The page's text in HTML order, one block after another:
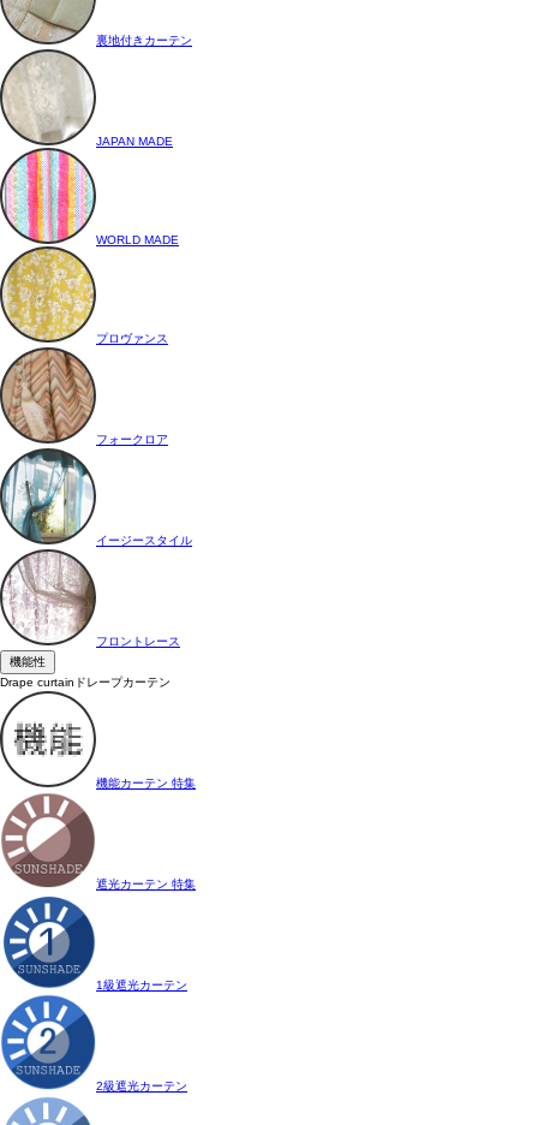
裏地付きカーテン
JAPAN MADE
WORLD MADE
プロヴァンス
フォークロア
イージースタイル
フロントレース
機能性
Drape curtain ドレープカーテン
機能カーテン 特集
遮光カーテン 特集
1級遮光カーテン
2級遮光カーテン